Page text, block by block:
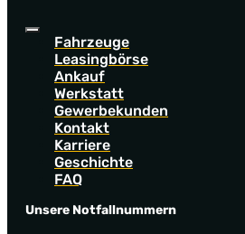
Fahrzeuge
Leasingbörse
Ankauf
Werkstatt
Gewerbekunden
Kontakt
Karriere
Geschichte
FAQ
Unsere Notfallnummern